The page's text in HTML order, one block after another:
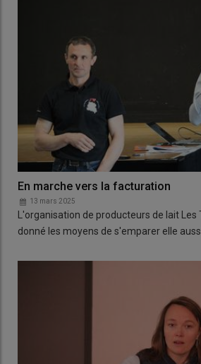
En marche vers la facturation
13 mars 2025
L'organisation de producteurs de lait Les
donné les moyens de s'emparer elle